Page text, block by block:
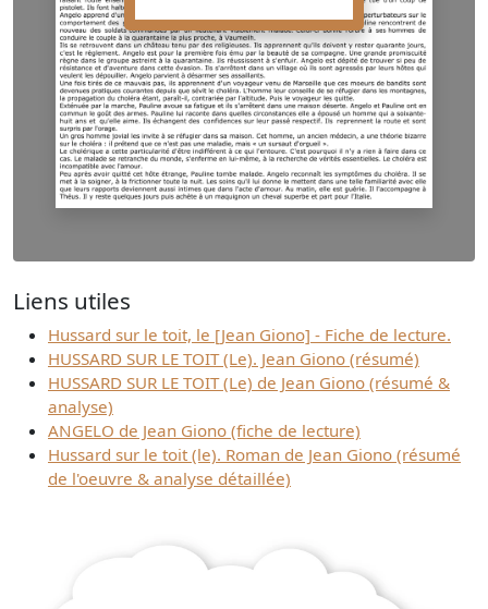
Liens utiles
Hussard sur le toit, le [Jean Giono] - Fiche de lecture.
HUSSARD SUR LE TOIT (Le). Jean Giono (résumé)
HUSSARD SUR LE TOIT (Le) de Jean Giono (résumé &
analyse)
ANGELO de Jean Giono (fiche de lecture)
Hussard sur le toit (le). Roman de Jean Giono (résumé
de l'oeuvre & analyse détaillée)